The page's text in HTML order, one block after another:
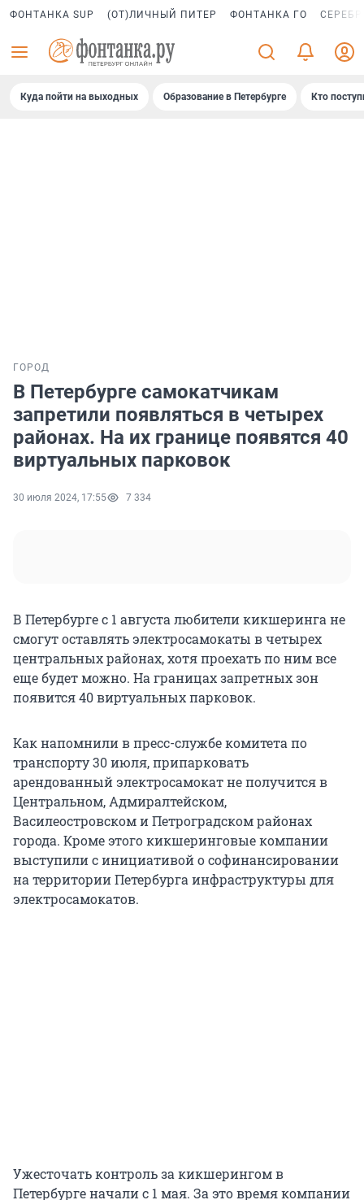
ФОНТАНКА SUP (ОТ)ЛИЧНЫЙ ПИТЕР ФОНТАНКА ГО
Куда пойти на выходных Образование в Петербурге Кто
ГОРОД
В Петербурге самокатчикам
запретили появляться в четырех
районах. На их границе появятся 40
виртуальных парковок
30 июля 2024, 17:55 7 334
В Петербурге с 1 августа любители кикшеринга не
смогут оставлять электросамокаты в четырех
центральных районах, хотя проехать по ним все
еще будет можно. На границах запретных зон
появится 40 виртуальных парковок.
Как напомнили в пресс-службе комитета по
транспорту 30 июля, припарковать
арендованный электросамокат не получится в
Центральном, Адмиралтейском,
Василеостровском и Петроградском районах
города. Кроме этого кикшеринговые компании
выступили с инициативой о софинансировании
на территории Петербурга инфраструктуры для
электросамокатов.
Ужесточать контроль за кикшерингом в
Петербурге начали с 1 мая. За это время компании